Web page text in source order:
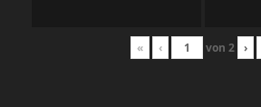
« ‹ von 2 ›